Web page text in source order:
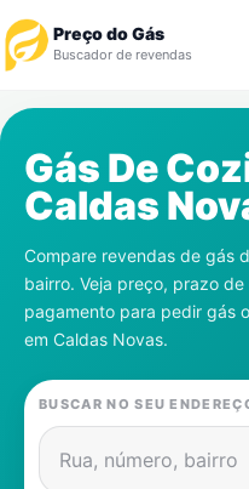
Preço do Gás
Buscador de revendas
Revendedor
Notícias
Cadastre-se
Gás
Contatos
Gás De
Caldas
Compare revendas de gás
bairro. Veja preço, prazo
pagamento para pedir gás
em Caldas Novas.
BUSCAR NO SEU
Rua, número, bairro